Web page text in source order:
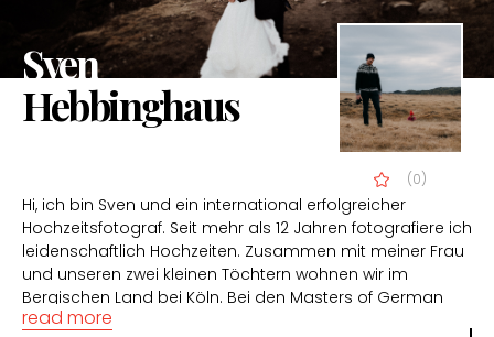
Sven
Hebbinghaus
(0)
Hi, ich bin Sven und ein international erfolgreicher
Hochzeitsfotograf. Seit mehr als 12 Jahren fotografiere ich
leidenschaftlich Hochzeiten. Zusammen mit meiner Frau
und unseren zwei kleinen Töchtern wohnen wir im
Bergischen Land bei Köln. Bei den Masters of German
Weddingphotography schaffte ich es direkt zu Beginn
read more